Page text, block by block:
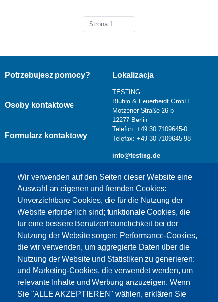
Strona 1
Wir verwenden auf den Seiten dieser Website eine
Auswahl an eigenen und fremden Cookies:
Unverzichtbare Cookies, die für die Nutzung der
Website erforderlich sind; funktionale Cookies, die
für eine bessere Benutzerfreundlichkeit bei der
Nutzung der Website sorgen; Performance-Cookies,
die wir verwenden, um aggregierte Daten über die
Nutzung der Website und Statistiken zu generieren;
und Marketing-Cookies, die verwendet werden, um
relevante Inhalte und Werbung anzuzeigen. Wenn
Sie "ALLE AKZEPTIEREN" wählen, erklären Sie
Potrzebujesz pomocy?
Osoby kontaktowe
Formularz kontaktowy
Lokalizacja
TESTING
Bluhm & Feuerherdt GmbH
Motzener Straße 26 b
12277 Berlin
Telefon: +49 30 7109645-0
Telefax: +49 30 7109645-98
info@testing.de
Dieser Inhalt ist blockiert, da die Google Maps
Cookies nicht akzeptiert wurden.
NUR DIE GOOGLE MAPS COOKIES
AKZEPTIEREN.